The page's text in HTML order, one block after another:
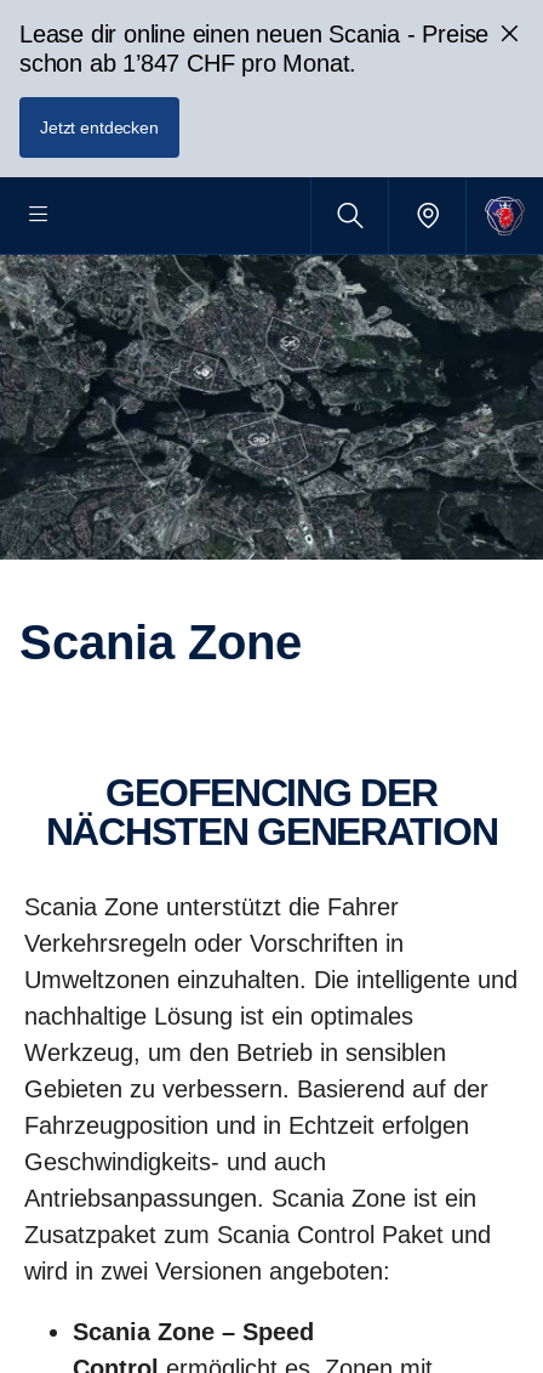
Lease dir online einen neuen Scania - Preise
schon ab 1’847 CHF pro Monat.
Jetzt entdecken
Scania Zone
GEOFENCING DER
NÄCHSTEN GENERATION
Scania Zone unterstützt die Fahrer
Verkehrsregeln oder Vorschriften in
Umweltzonen einzuhalten. Die intelligente und
nachhaltige Lösung ist ein optimales
Werkzeug, um den Betrieb in sensiblen
Gebieten zu verbessern. Basierend auf der
Fahrzeugposition und in Echtzeit erfolgen
Geschwindigkeits- und auch
Antriebsanpassungen. Scania Zone ist ein
Zusatzpaket zum Scania Control Paket und
wird in zwei Versionen angeboten:
Scania Zone – Speed